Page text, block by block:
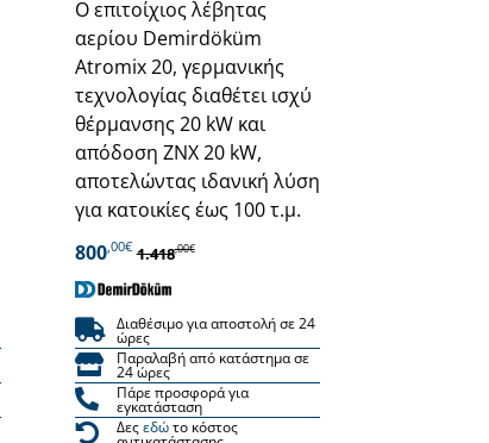
Ο επιτοίχιος λέβητας
αερίου Demirdöküm
Atromix 20, γερμανικής
τεχνολογίας διαθέτει ισχύ
θέρμανσης 20 kW και
απόδοση ΖΝΧ 20 kW,
αποτελώντας ιδανική λύση
για κατοικίες έως 100 τ.μ.
800,00€ 1.418,00€
Διαθέσιμο για αποστολή σε 24
ώρες
Παραλαβή από κατάστημα σε
24 ώρες
Πάρε προσφορά για
εγκατάσταση
Δεςεδώτο κόστος